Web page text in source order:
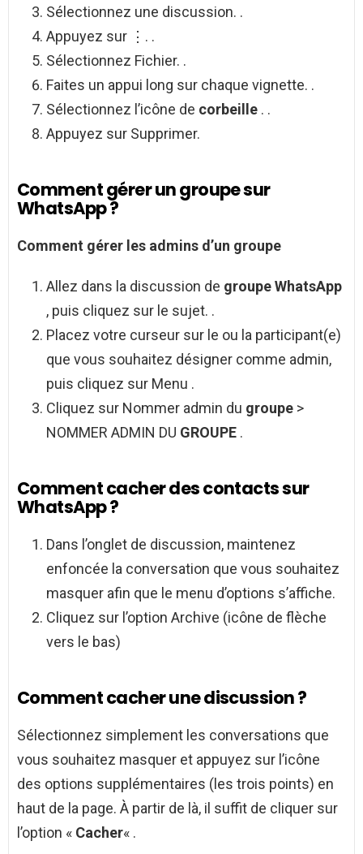
Sélectionnez une discussion. .
Appuyez sur ⋮. .
Sélectionnez Fichier. .
Faites un appui long sur chaque vignette. .
Sélectionnez l’icône de corbeille . .
Appuyez sur Supprimer.
Comment gérer un groupe sur
WhatsApp ?
Comment gérer les admins d’un groupe
Allez dans la discussion de groupe WhatsApp
, puis cliquez sur le sujet. .
Placez votre curseur sur le ou la participant(e)
que vous souhaitez désigner comme admin,
puis cliquez sur Menu .
Cliquez sur Nommer admin du groupe >
NOMMER ADMIN DU GROUPE .
Comment cacher des contacts sur
WhatsApp ?
Dans l’onglet de discussion, maintenez
enfoncée la conversation que vous souhaitez
masquer afin que le menu d’options s’affiche.
Cliquez sur l’option Archive (icône de flèche
vers le bas)
Comment cacher une discussion ?
Sélectionnez simplement les conversations que
vous souhaitez masquer et appuyez sur l’icône
des options supplémentaires (les trois points) en
haut de la page. À partir de là, il suffit de cliquer sur
l’option « Cacher« .